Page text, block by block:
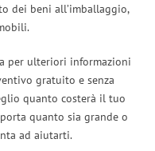
dei beni all’imballaggio,
per ulteriori informazioni
gratuito e senza
quanto costerà il tuo
quanto sia grande o
ad aiutarti.